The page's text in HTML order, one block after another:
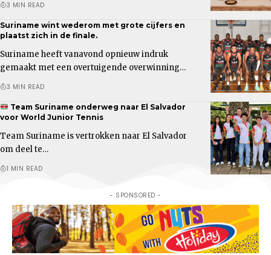
3 MIN READ
Suriname wint wederom met grote cijfers en
plaatst zich in de finale.
Suriname heeft vanavond opnieuw indruk
gemaakt met een overtuigende overwinning…
3 MIN READ
Team Suriname onderweg naar El Salvador
voor World Junior Tennis
Team Suriname is vertrokken naar El Salvador
om deel te…
1 MIN READ
- SPONSORED -